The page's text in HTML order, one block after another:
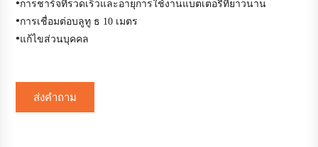
•การชาร์จที่รวดเร็วและอายุการใช้งานแบตเตอรี่ที่ยาวนาน
•การเชื่อมต่อบลูทู ธ 10 เมตร
•แก้ไขส่วนบุคคล
ส่งคำถาม